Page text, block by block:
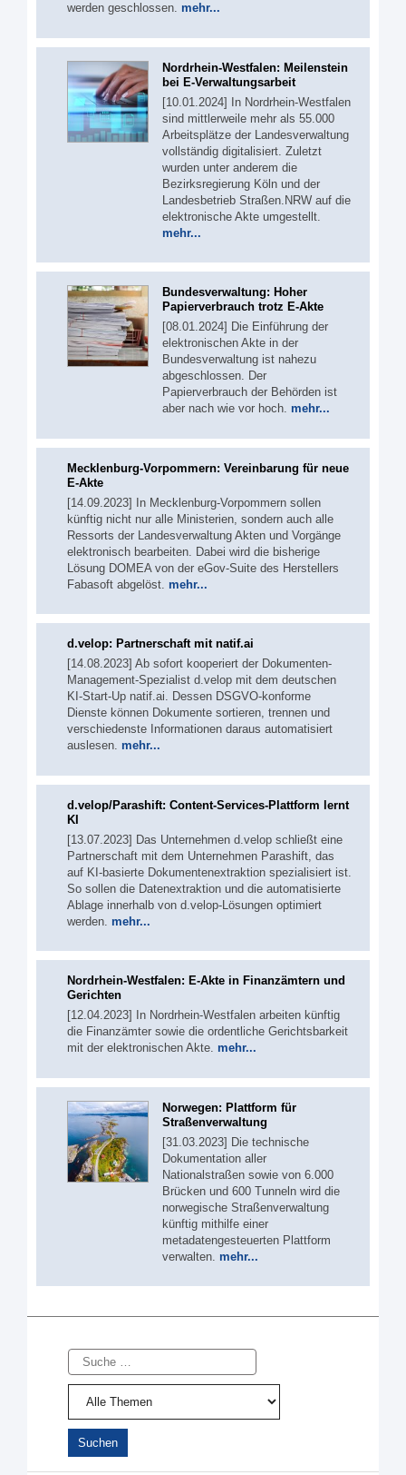
werden geschlossen. mehr...
Nordrhein-Westfalen: Meilenstein
bei E-Verwaltungsarbeit
[10.01.2024] In Nordrhein-Westfalen
sind mittlerweile mehr als 55.000
Arbeitsplätze der Landesverwaltung
vollständig digitalisiert. Zuletzt
wurden unter anderem die
Bezirksregierung Köln und der
Landesbetrieb Straßen.NRW auf die
elektronische Akte umgestellt.
mehr...
Bundesverwaltung: Hoher
Papierverbrauch trotz E-Akte
[08.01.2024] Die Einführung der
elektronischen Akte in der
Bundesverwaltung ist nahezu
abgeschlossen. Der
Papierverbrauch der Behörden ist
aber nach wie vor hoch. mehr...
Mecklenburg-Vorpommern: Vereinbarung für neue
E-Akte
[14.09.2023] In Mecklenburg-Vorpommern sollen
künftig nicht nur alle Ministerien, sondern auch alle
Ressorts der Landesverwaltung Akten und Vorgänge
elektronisch bearbeiten. Dabei wird die bisherige
Lösung DOMEA von der eGov-Suite des Herstellers
Fabasoft abgelöst. mehr...
d.velop: Partnerschaft mit natif.ai
[14.08.2023] Ab sofort kooperiert der Dokumenten-
Management-Spezialist d.velop mit dem deutschen
KI-Start-Up natif.ai. Dessen DSGVO-konforme
Dienste können Dokumente sortieren, trennen und
verschiedenste Informationen daraus automatisiert
auslesen. mehr...
d.velop/Parashift: Content-Services-Plattform lernt
KI
[13.07.2023] Das Unternehmen d.velop schließt eine
Partnerschaft mit dem Unternehmen Parashift, das
auf KI-basierte Dokumentenextraktion spezialisiert ist.
So sollen die Datenextraktion und die automatisierte
Ablage innerhalb von d.velop-Lösungen optimiert
werden. mehr...
Nordrhein-Westfalen: E-Akte in Finanzämtern und
Gerichten
[12.04.2023] In Nordrhein-Westfalen arbeiten künftig
die Finanzämter sowie die ordentliche Gerichtsbarkeit
mit der elektronischen Akte. mehr...
Norwegen: Plattform für
Straßenverwaltung
[31.03.2023] Die technische
Dokumentation aller
Nationalstraßen sowie von 6.000
Brücken und 600 Tunneln wird die
norwegische Straßenverwaltung
künftig mithilfe einer
metadatengesteuerten Plattform
verwalten. mehr...
Suche